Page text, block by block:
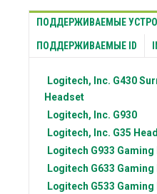
ПОДДЕРЖИВАЕМЫЕ
ПОДДЕРЖИВАЕМЫЕ ID
Logitech, Inc. G430
Headset
Logitech, Inc. G930
Logitech, Inc. G35
Logitech G933
Logitech G633
Logitech G533